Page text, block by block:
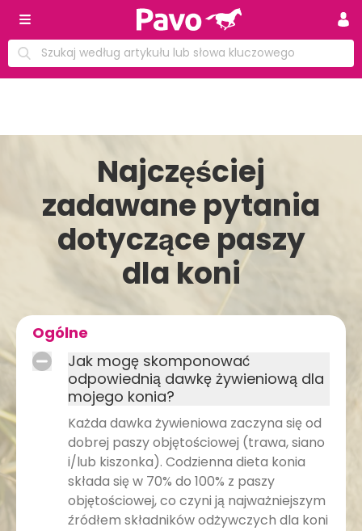
Najczęściej
zadawane pytania
dotyczące paszy
dla koni
Ogólne
Jak mogę skomponować
odpowiednią dawkę żywieniową dla
mojego konia?
Każda dawka żywieniowa zaczyna się od
dobrej paszy objętościowej (trawa, siano
i/lub kiszonka). Codzienna dieta konia
składa się w 70% do 100% z paszy
objętościowej, co czyni ją najważniejszym
źródłem składników odżywczych dla koni